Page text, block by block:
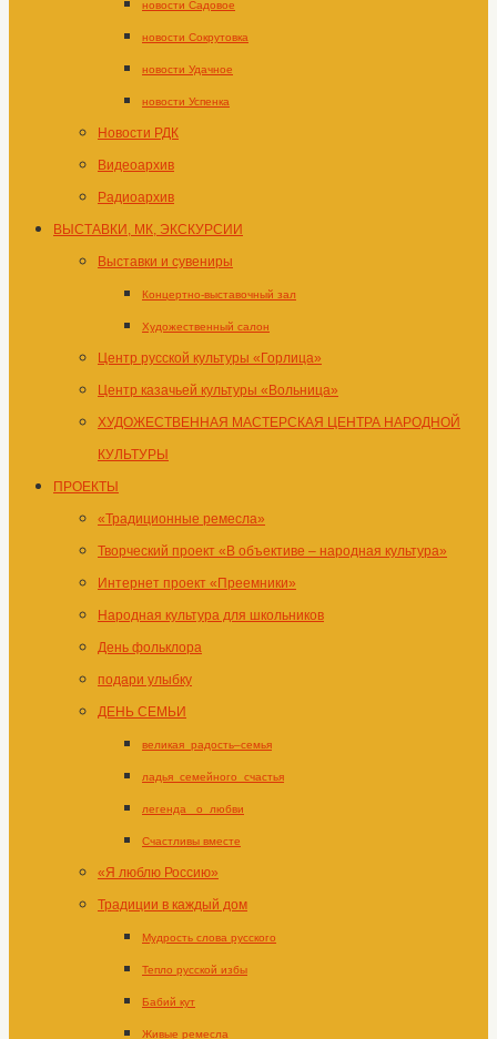
новости Садовое
новости Сокрутовка
новости Удачное
новости Успенка
Новости РДК
Видеоархив
Радиоархив
ВЫСТАВКИ, МК, ЭКСКУРСИИ
Выставки и сувениры
Концертно-выставочный зал
Художественный салон
Центр русской культуры «Горлица»
Центр казачьей культуры «Вольница»
ХУДОЖЕСТВЕННАЯ МАСТЕРСКАЯ ЦЕНТРА НАРОДНОЙ
КУЛЬТУРЫ
ПРОЕКТЫ
«Традиционные ремесла»
Творческий проект «В объективе – народная культура»
Интернет проект «Преемники»
Народная культура для школьников
День фольклора
подари улыбку
ДЕНЬ СЕМЬИ
великая_радость–семья
ладья_семейного_счастья
легенда _о_любви
Счастливы вместе
«Я люблю Россию»
Традиции в каждый дом
Мудрость слова русского
Тепло русской избы
Бабий кут
Живые ремесла